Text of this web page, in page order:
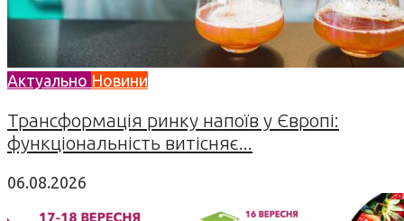
Актуально Новини
Трансформація ринку напоїв у Європі:
функціональність витісняє...
06.08.2026